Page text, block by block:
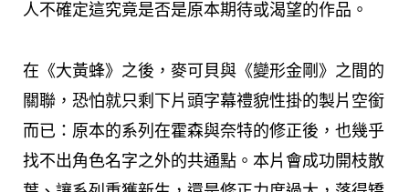
人不確定這究竟是否是原本期待或渴望的作品。
在《大黃蜂》之後，麥可貝與《變形金剛》之間的
關聯，恐怕就只剩下片頭字幕禮貌性掛的製片空銜
而已：原本的系列在霍森與奈特的修正後，也幾乎
找不出角色名字之外的共通點。本片會成功開枝散